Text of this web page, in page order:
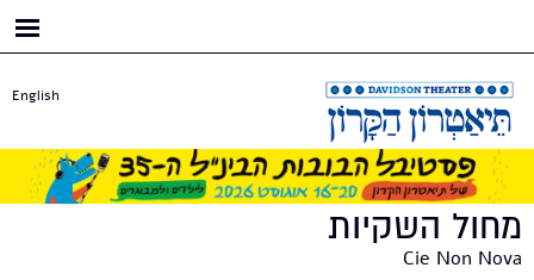
English
מחול השקיות
Cie Non Nova